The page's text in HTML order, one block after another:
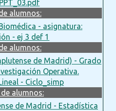
alumnos:
- asignatura:
- ej 3 def 1
alumnos:
de Madrid) - Grado
Operativa.
- Ciclo_simp
alumnos:
de Madrid - Estadística